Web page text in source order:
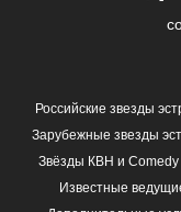
Российские звезды
Зарубежные звезды
Звёзды КВН и Comedy
Известные